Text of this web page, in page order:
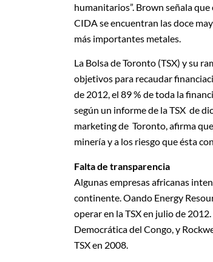
humanitarios”. Brown señala
CIDA se encuentran las doce
más importantes metales.
La Bolsa de Toronto (TSX) y su
objetivos para recaudar
de 2012, el 89 % de toda la
según un informe de la TSX de
marketing de Toronto, afirma
minería y a los riesgo que ésta
Falta de transparencia
Algunas empresas africanas
continente. Oando Energy
operar en la TSX en julio de
Democrática del Congo, y
TSX en 2008.